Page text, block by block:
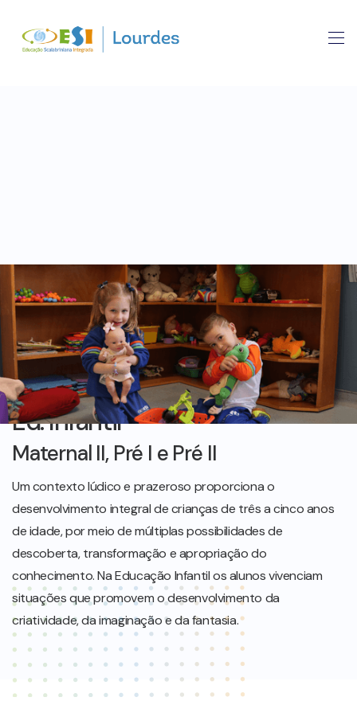
DESENVOLVIMENTO DA AUTONOMIA
Ed. Infantil
Maternal II, Pré I e Pré II
Um contexto lúdico e prazeroso proporciona o
desenvolvimento integral de crianças de três a cinco anos
de idade, por meio de múltiplas possibilidades de
descoberta, transformação e apropriação do
conhecimento. Na Educação Infantil os alunos vivenciam
situações que promovem o desenvolvimento da
criatividade, da imaginação e da fantasia.